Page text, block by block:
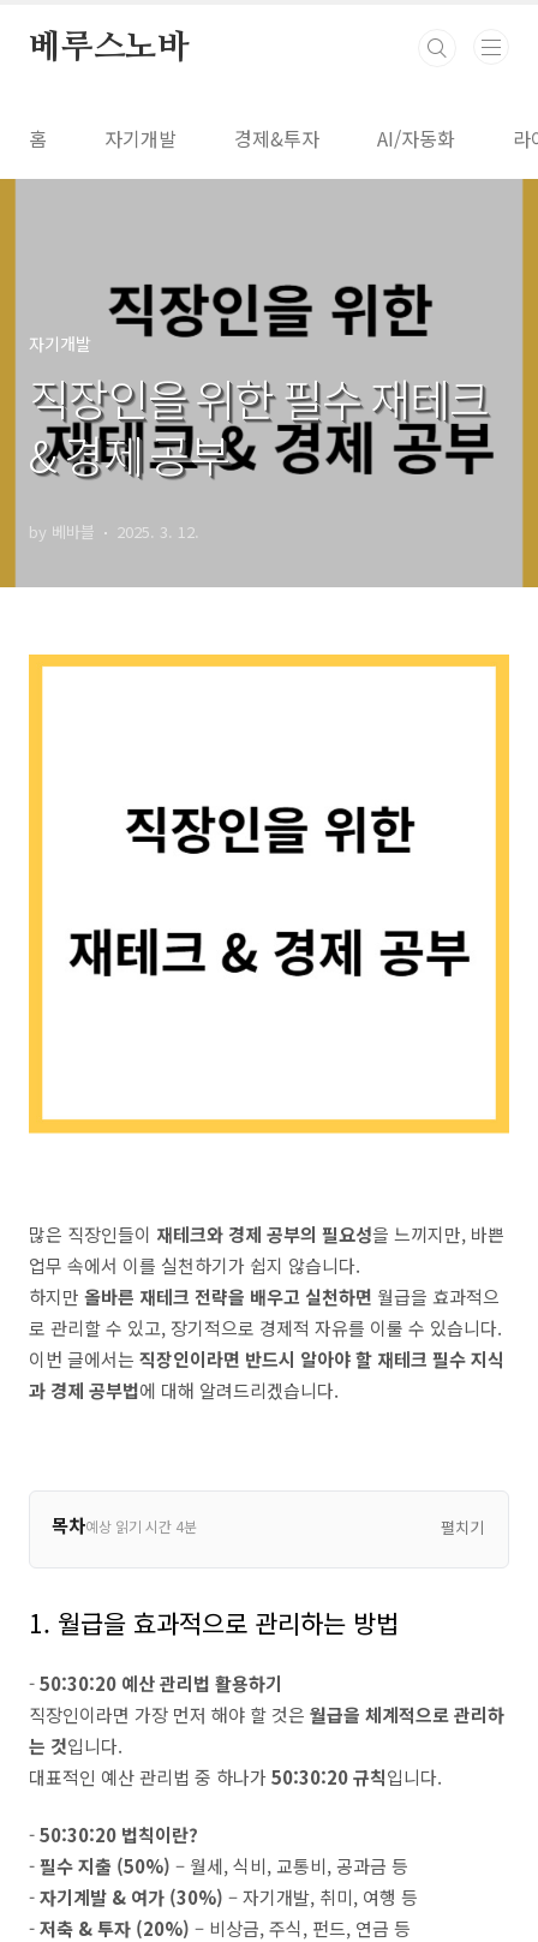
베루스노바
홈 자기개발 경제&투자 AI/자동화 라
자기개발
직장인을 위한 필수 재테크
& 경제 공부
by 베바블 2025. 3. 12.
많은 직장인들이 재테크와 경제 공부의 필요성을 느끼지만, 바쁜
업무 속에서 이를 실천하기가 쉽지 않습니다.
하지만 올바른 재테크 전략을 배우고 실천하면 월급을 효과적으
로 관리할 수 있고, 장기적으로 경제적 자유를 이룰 수 있습니다.
이번 글에서는 직장인이라면 반드시 알아야 할 재테크 필수 지식
과 경제 공부법에 대해 알려드리겠습니다.
목차예상 읽기 시간 4분 펼치기
1. 월급을 효과적으로 관리하는 방법
-50:30:20 예산 관리법 활용하기
직장인이라면 가장 먼저 해야 할 것은 월급을 체계적으로 관리하
는 것입니다.
대표적인 예산 관리법 중 하나가50:30:20 규칙입니다.
-50:30:20 법칙이란?
-필수 지출 (50%) – 월세, 식비, 교통비, 공과금 등
-자기계발 & 여가 (30%) – 자기개발, 취미, 여행 등
-저축 & 투자 (20%) – 비상금, 주식, 펀드, 연금 등